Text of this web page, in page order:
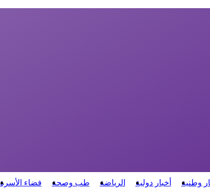
وطنية أخبار دولية الرياضة طب وصحة فضاء الأسرة